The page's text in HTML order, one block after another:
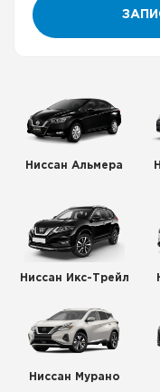
Ниссан Альмера
Ниссан Икс-Трейл
Ниссан Мурано